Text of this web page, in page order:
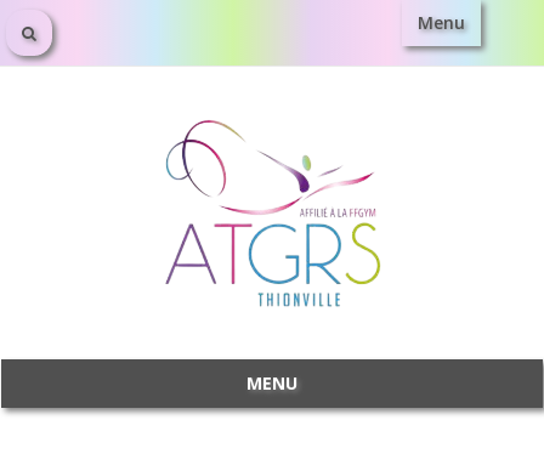
Menu
MENU